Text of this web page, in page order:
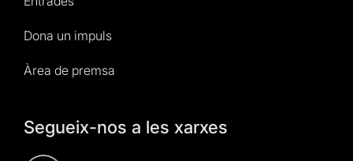
Dona un impuls
Àrea de premsa
Segueix-nos a les xarxes